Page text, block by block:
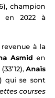
champion
en 2022 à
à la
Asmid en
(33’12), Anaïs
qui se sont
courses